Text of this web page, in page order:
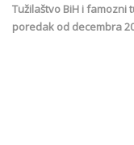
Tužilaštvo BiH i famozni
poredak od decembra